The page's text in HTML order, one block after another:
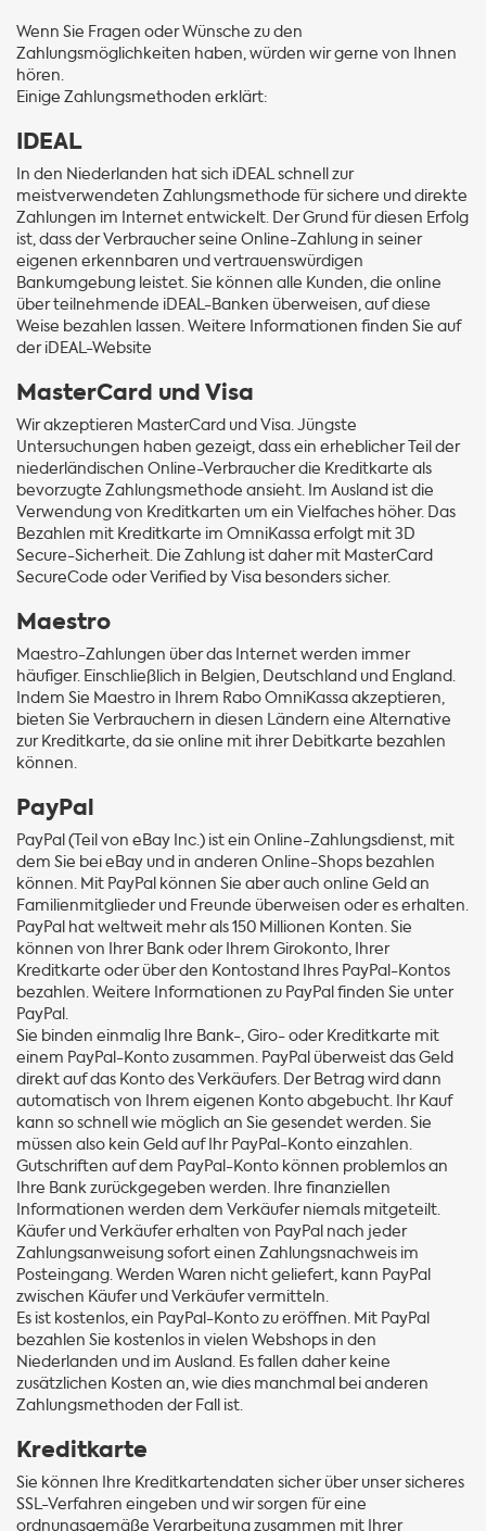
Wenn Sie Fragen oder Wünsche zu den
Zahlungsmöglichkeiten haben, würden wir gerne von Ihnen
hören.
Einige Zahlungsmethoden erklärt:
IDEAL
In den Niederlanden hat sich iDEAL schnell zur
meistverwendeten Zahlungsmethode für sichere und direkte
Zahlungen im Internet entwickelt. Der Grund für diesen Erfolg
ist, dass der Verbraucher seine Online-Zahlung in seiner
eigenen erkennbaren und vertrauenswürdigen
Bankumgebung leistet. Sie können alle Kunden, die online
über teilnehmende iDEAL-Banken überweisen, auf diese
Weise bezahlen lassen. Weitere Informationen finden Sie auf
der iDEAL-Website
MasterCard und Visa
Wir akzeptieren MasterCard und Visa. Jüngste
Untersuchungen haben gezeigt, dass ein erheblicher Teil der
niederländischen Online-Verbraucher die Kreditkarte als
bevorzugte Zahlungsmethode ansieht. Im Ausland ist die
Verwendung von Kreditkarten um ein Vielfaches höher. Das
Bezahlen mit Kreditkarte im OmniKassa erfolgt mit 3D
Secure-Sicherheit. Die Zahlung ist daher mit MasterCard
SecureCode oder Verified by Visa besonders sicher.
Maestro
Maestro-Zahlungen über das Internet werden immer
häufiger. Einschließlich in Belgien, Deutschland und England.
Indem Sie Maestro in Ihrem Rabo OmniKassa akzeptieren,
bieten Sie Verbrauchern in diesen Ländern eine Alternative
zur Kreditkarte, da sie online mit ihrer Debitkarte bezahlen
können.
PayPal
PayPal (Teil von eBay Inc.) ist ein Online-Zahlungsdienst, mit
dem Sie bei eBay und in anderen Online-Shops bezahlen
können. Mit PayPal können Sie aber auch online Geld an
Familienmitglieder und Freunde überweisen oder es erhalten.
PayPal hat weltweit mehr als 150 Millionen Konten. Sie
können von Ihrer Bank oder Ihrem Girokonto, Ihrer
Kreditkarte oder über den Kontostand Ihres PayPal-Kontos
bezahlen. Weitere Informationen zu PayPal finden Sie unter
PayPal.
Sie binden einmalig Ihre Bank-, Giro- oder Kreditkarte mit
einem PayPal-Konto zusammen. PayPal überweist das Geld
direkt auf das Konto des Verkäufers. Der Betrag wird dann
automatisch von Ihrem eigenen Konto abgebucht. Ihr Kauf
kann so schnell wie möglich an Sie gesendet werden. Sie
müssen also kein Geld auf Ihr PayPal-Konto einzahlen.
Gutschriften auf dem PayPal-Konto können problemlos an
Ihre Bank zurückgegeben werden. Ihre finanziellen
Informationen werden dem Verkäufer niemals mitgeteilt.
Käufer und Verkäufer erhalten von PayPal nach jeder
Zahlungsanweisung sofort einen Zahlungsnachweis im
Posteingang. Werden Waren nicht geliefert, kann PayPal
zwischen Käufer und Verkäufer vermitteln.
Es ist kostenlos, ein PayPal-Konto zu eröffnen. Mit PayPal
bezahlen Sie kostenlos in vielen Webshops in den
Niederlanden und im Ausland. Es fallen daher keine
zusätzlichen Kosten an, wie dies manchmal bei anderen
Zahlungsmethoden der Fall ist.
Kreditkarte
Sie können Ihre Kreditkartendaten sicher über unser sicheres
SSL-Verfahren eingeben und wir sorgen für eine
ordnungsgemäße Verarbeitung zusammen mit Ihrer